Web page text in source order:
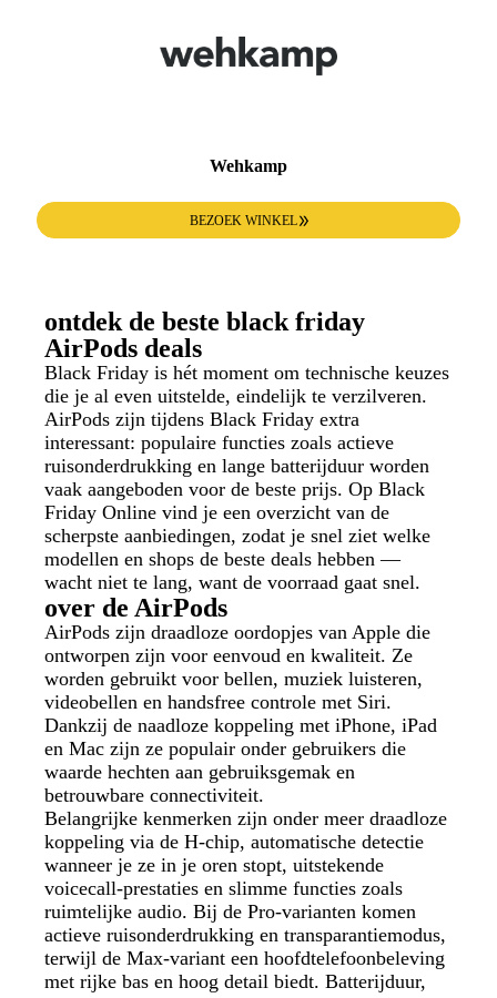
Wehkamp
BEZOEK WINKEL
ontdek de beste black friday
AirPods deals
Black Friday is hét moment om technische keuzes
die je al even uitstelde, eindelijk te verzilveren.
AirPods zijn tijdens Black Friday extra
interessant: populaire functies zoals actieve
ruisonderdrukking en lange batterijduur worden
vaak aangeboden voor de beste prijs. Op Black
Friday Online vind je een overzicht van de
scherpste aanbiedingen, zodat je snel ziet welke
modellen en shops de beste deals hebben —
wacht niet te lang, want de voorraad gaat snel.
over de AirPods
AirPods zijn draadloze oordopjes van Apple die
ontworpen zijn voor eenvoud en kwaliteit. Ze
worden gebruikt voor bellen, muziek luisteren,
videobellen en handsfree controle met Siri.
Dankzij de naadloze koppeling met iPhone, iPad
en Mac zijn ze populair onder gebruikers die
waarde hechten aan gebruiksgemak en
betrouwbare connectiviteit.
Belangrijke kenmerken zijn onder meer draadloze
koppeling via de H‑chip, automatische detectie
wanneer je ze in je oren stopt, uitstekende
voicecall-prestaties en slimme functies zoals
ruimtelijke audio. Bij de Pro‑varianten komen
actieve ruisonderdrukking en transparantiemodus,
terwijl de Max‑variant een hoofdtelefoonbeleving
met rijke bas en hoog detail biedt. Batterijduur,